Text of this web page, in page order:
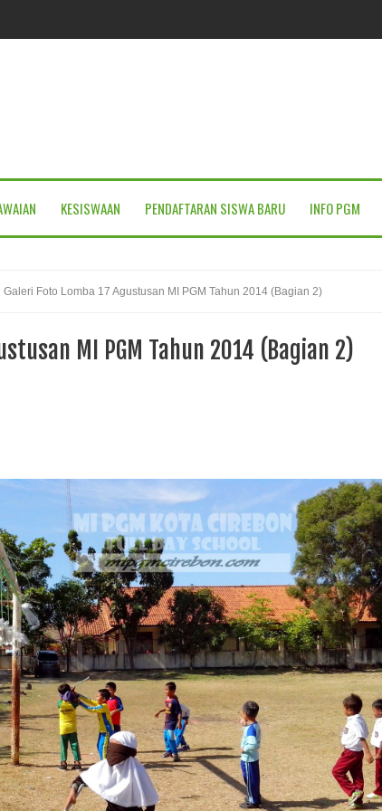
KESISWAAN PENDAFTARAN SISWA BARU INFO PGM
Galeri Foto Lomba 17 Agustusan MI PGM Tahun 2014 (Bagian 2)
MI PGM Tahun 2014 (Bagian 2)